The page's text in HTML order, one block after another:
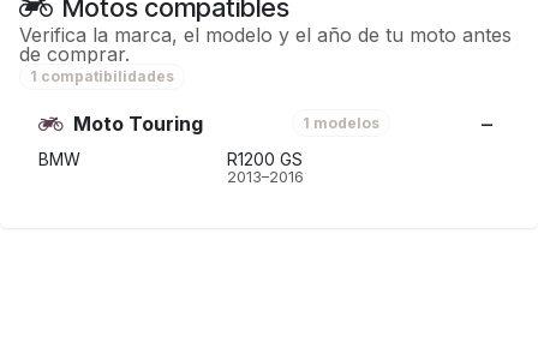
Motos compatibles
Verifica la marca, el modelo y el año de tu moto antes
de comprar.
1 compatibilidades
Moto Touring 1 modelos
BMW R1200 GS
2013–2016